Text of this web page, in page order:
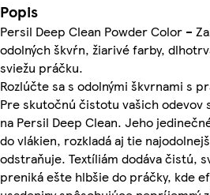
Popis
Persil Deep Clean Powder Color –
odolných škvŕn, žiarivé farby,
sviežu práčku.
Rozlúčte sa s odolnými škvrnami s
Pre skutočnú čistotu vašich odevov
na Persil Deep Clean. Jeho
do vlákien, rozkladá aj tie
odstraňuje. Textíliám dodáva čistú,
preniká ešte hlbšie do práčky, kde